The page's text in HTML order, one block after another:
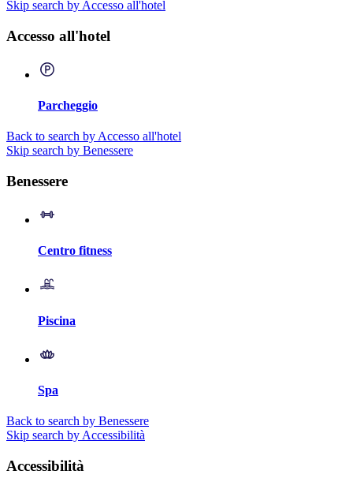
Skip search by Accesso all'hotel
Accesso all'hotel
Parcheggio
Back to search by Accesso all'hotel
Skip search by Benessere
Benessere
Centro fitness
Piscina
Spa
Back to search by Benessere
Skip search by Accessibilità
Accessibilità